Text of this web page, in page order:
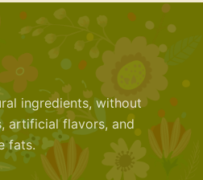
ingredients, without
artificial flavors, and
fats.